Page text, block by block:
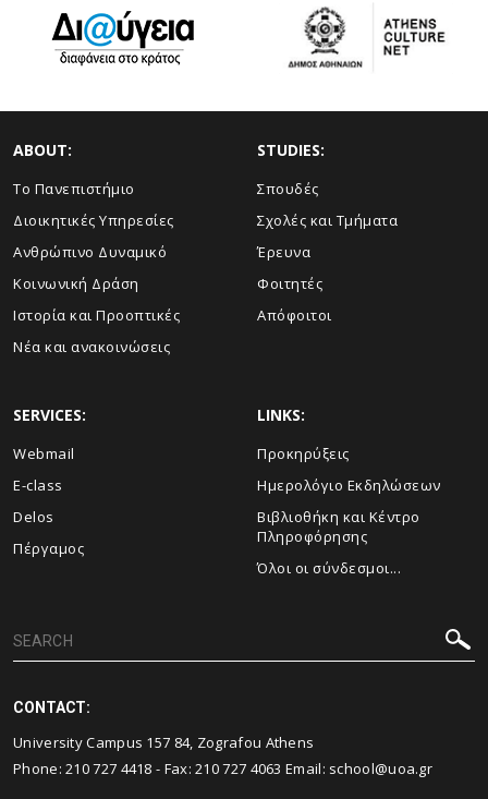
ABOUT:
Το Πανεπιστήμιο
Διοικητικές Υπηρεσίες
Ανθρώπινο Δυναμικό
Κοινωνική Δράση
Ιστορία και Προοπτικές
Νέα και ανακοινώσεις
STUDIES:
Σπουδές
Σχολές και Τμήματα
Έρευνα
Φοιτητές
Απόφοιτοι
SERVICES:
Webmail
E-class
Delos
Πέργαμος
LINKS:
Προκηρύξεις
Ημερολόγιο Εκδηλώσεων
Βιβλιοθήκη και Κέντρο
Πληροφόρησης
Όλοι οι σύνδεσμοι...
CONTACT:
University Campus 157 84, Zografou Athens
Phone:210 727 4418 - Fax:210 727 4063 Email: school@uoa.gr